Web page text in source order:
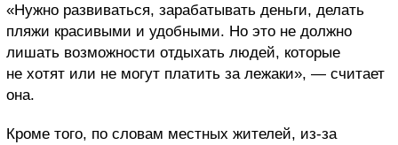
«Нужно развиваться, зарабатывать деньги, делать
пляжи красивыми и удобными. Но это не должно
лишать возможности отдыхать людей, которые
не хотят или не могут платить за лежаки», — считает
она.
Кроме того, по словам местных жителей, из-за